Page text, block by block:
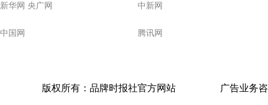
新华网 央广网 中新网
中国网 腾讯网
版权所有：品牌时报社官方网站 广告业务